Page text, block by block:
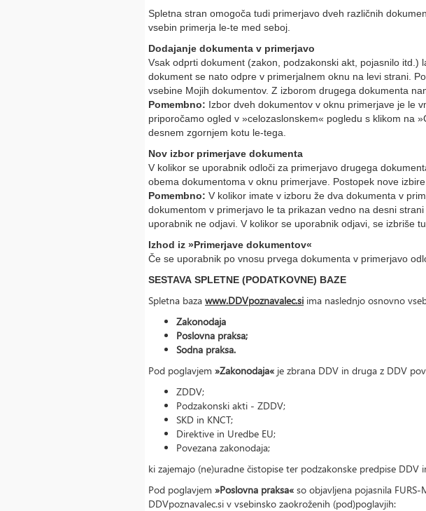
Spletna stran omogoča tudi primerjavo dveh različnih
vsebin primerja le-te med seboj.
Dodajanje dokumenta v primerjavo
Vsak odprti dokument (zakon, podzakonski akt, pojasnilo
dokument se nato odpre v primerjalnem oknu na levi strani.
vsebine Mojih dokumentov. Z izborom drugega dokumenta
Pomembno: Izbor dveh dokumentov v oknu primerjave je le
priporočamo ogled v »celozaslonskem« pogledu s klikom na
desnem zgornjem kotu le-tega.
Nov izbor primerjave dokumenta
V kolikor se uporabnik odloči za primerjavo drugega
obema dokumentoma v oknu primerjave. Postopek nove
Pomembno: V kolikor imate v izboru že dva dokumenta v
dokumentom v primerjavo le ta prikazan vedno na desni
uporabnik ne odjavi. V kolikor se uporabnik odjavi, se izbriše
Izhod iz »Primerjave dokumentov«
Če se uporabnik po vnosu prvega dokumenta v primerjavo
SESTAVA SPLETNE (PODATKOVNE) BAZE
Spletna baza www.DDVpoznavalec.si ima naslednjo osnovno
Zakonodaja
Poslovna praksa;
Sodna praksa.
Pod poglavjem »Zakonodaja« je zbrana DDV in druga z DDV
ZDDV;
Podzakonski akti - ZDDV;
SKD in KNCT;
Direktive in Uredbe EU;
Povezana zakonodaja;
ki zajemajo (ne)uradne čistopise ter podzakonske predpise DDV
Pod poglavjem »Poslovna praksa« so objavljena pojasnila
DDVpoznavalec.si v vsebinsko zaokroženih (pod)poglavjih: